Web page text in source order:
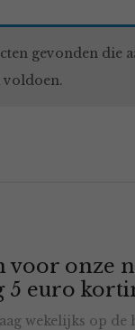
gevonden die
voor onze
5 euro
wekelijks op de